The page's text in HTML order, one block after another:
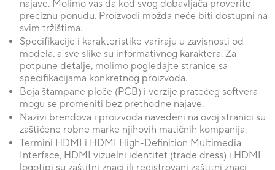
najave. Molimo vas da kod svog dobavljača proverite
preciznu ponudu. Proizvodi možda neće biti dostupni na
svim tržištima.
Specifikacije i karakteristike variraju u zavisnosti od
modela, a sve slike su informativnog karaktera. Za
potpune detalje, molimo pogledajte stranice sa
specifikacijama konkretnog proizvoda.
Boja štampane ploče (PCB) i verzije pratećeg softvera
mogu se promeniti bez prethodne najave.
Nazivi brendova i proizvoda navedeni na ovoj stranici su
zaštićene robne marke njihovih matičnih kompanija.
Termini HDMI i HDMI High-Definition Multimedia
Interface, HDMI vizuelni identitet (trade dress) i HDMI